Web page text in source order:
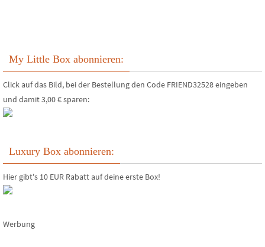
My Little Box abonnieren:
Click auf das Bild, bei der Bestellung den Code FRIEND32528 eingeben
und damit 3,00 € sparen:
Luxury Box abonnieren:
Hier gibt's 10 EUR Rabatt auf deine erste Box!
Werbung